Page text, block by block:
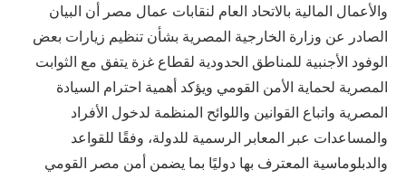
والأعمال المالية بالاتحاد العام لنقابات عمال مصر أن البيان
الصادر عن وزارة الخارجية المصرية بشأن تنظيم زيارات بعض
الوفود الأجنبية للمناطق الحدودية لقطاع غزة يتفق مع الثوابت
المصرية لحماية الأمن القومي ويؤكد أهمية احترام السيادة
المصرية واتباع القوانين واللوائح المنظمة لدخول الأفراد
والمساعدات عبر المعابر الرسمية للدولة، وفقًا للقواعد
والدبلوماسية المعترف بها دوليًا بما يضمن أمن مصر القومي